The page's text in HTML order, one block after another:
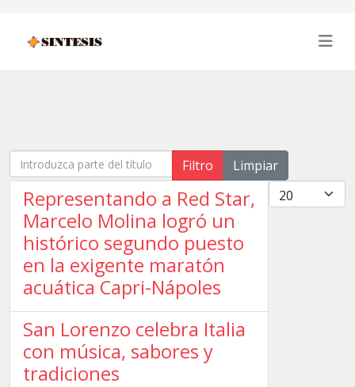
Introduzca parte del título Filtro
Limpiar
Cantidad
Representando a Red Star,
Marcelo Molina logró un
histórico segundo puesto
en la exigente maratón
acuática Capri-Nápoles
San Lorenzo celebra Italia
con música, sabores y
tradiciones